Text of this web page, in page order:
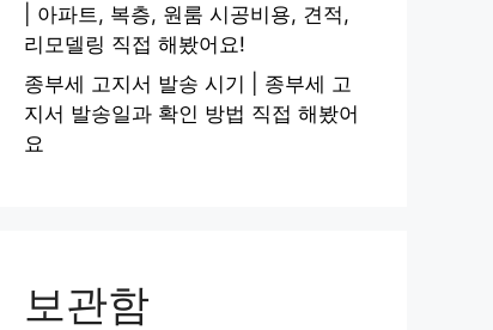
| 아파트, 복층, 원룸 시공비용, 견적,
리모델링 직접 해봤어요!
종부세 고지서 발송 시기 | 종부세 고
지서 발송일과 확인 방법 직접 해봤어
요
보관함